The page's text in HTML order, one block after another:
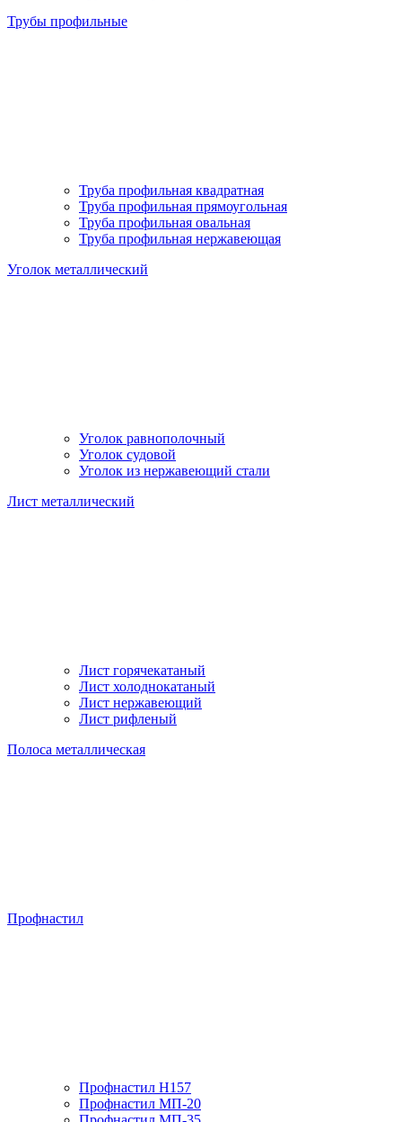
Трубы профильные
Труба профильная квадратная
Труба профильная прямоугольная
Труба профильная овальная
Труба профильная нержавеющая
Уголок металлический
Уголок равнополочный
Уголок судовой
Уголок из нержавеющий стали
Лист металлический
Лист горячекатаный
Лист холоднокатаный
Лист нержавеющий
Лист рифленый
Полоса металлическая
Профнастил
Профнастил H157
Профнастил МП-20